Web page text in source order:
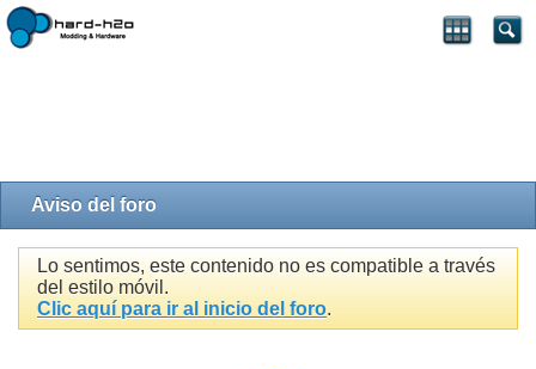
Aviso del foro
Lo sentimos, este contenido no es compatible a través
del estilo móvil.
Clic aquí para ir al inicio del foro.